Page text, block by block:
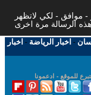
- موافق - لكي لاتظهر
- اخبار الرياضة - اخبار
للموقع - ادعمونا